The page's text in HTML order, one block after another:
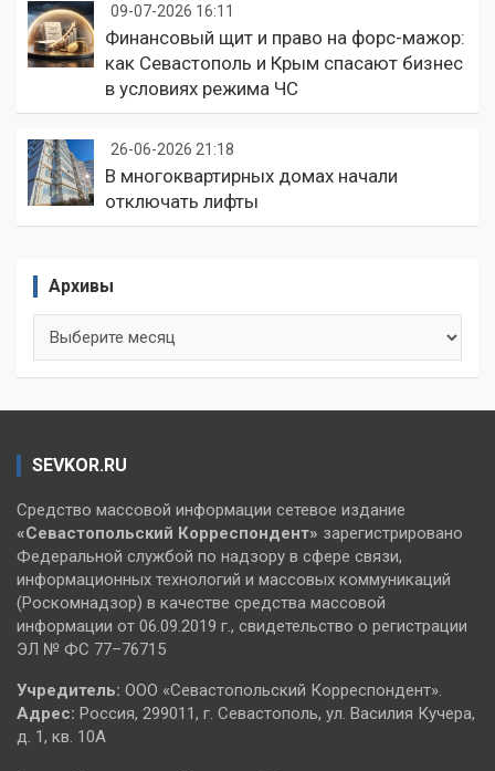
09-07-2026 16:11
Финансовый щит и право на форс-мажор:
как Севастополь и Крым спасают бизнес
в условиях режима ЧС
26-06-2026 21:18
В многоквартирных домах начали
отключать лифты
Архивы
SEVKOR.RU
Средство массовой информации сетевое издание
«Севастопольский Корреспондент» зарегистрировано
Федеральной службой по надзору в сфере связи,
информационных технологий и массовых коммуникаций
(Роскомнадзор) в качестве средства массовой
информации от 06.09.2019 г., свидетельство о регистрации
ЭЛ № ФС 77–76715
Учредитель: ООО «Севастопольский Корреспондент».
Адрес: Россия, 299011, г. Севастополь, ул. Василия Кучера,
д. 1, кв. 10А